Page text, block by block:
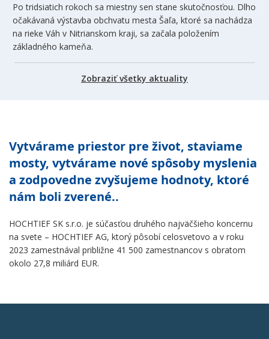
Po tridsiatich rokoch sa miestny sen stane skutočnosťou. Dlho
očakávaná výstavba obchvatu mesta Šaľa, ktoré sa nachádza
na rieke Váh v Nitrianskom kraji, sa začala položením
základného kameňa.
Zobraziť všetky aktuality
Vytvárame priestor pre život, staviame
mosty, vytvárame nové spôsoby myslenia
a zodpovedne zvyšujeme hodnoty, ktoré
nám boli zverené..
HOCHTIEF SK s.r.o. je súčasťou druhého najväčšieho koncernu
na svete – HOCHTIEF AG, ktorý pôsobí celosvetovo a v roku
2023 zamestnával približne 41 500 zamestnancov s obratom
okolo 27,8 miliárd EUR.